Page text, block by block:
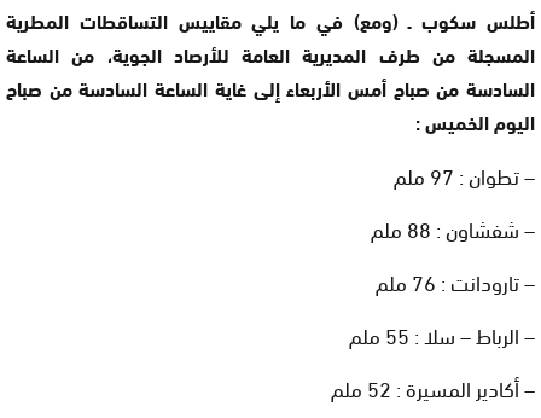
أطلس سكوب ـ (ومع) في ما يلي مقاييس التساقطات المطرية
المسجلة من طرف المديرية العامة للأرصاد الجوية، من الساعة
السادسة من صباح أمس الأربعاء إلى غاية الساعة السادسة من صباح
اليوم الخميس :
– تطوان : 97 ملم
– شفشاون : 88 ملم
– تارودانت : 76 ملم
– الرباط – سلا : 55 ملم
– أكادير المسيرة : 52 ملم